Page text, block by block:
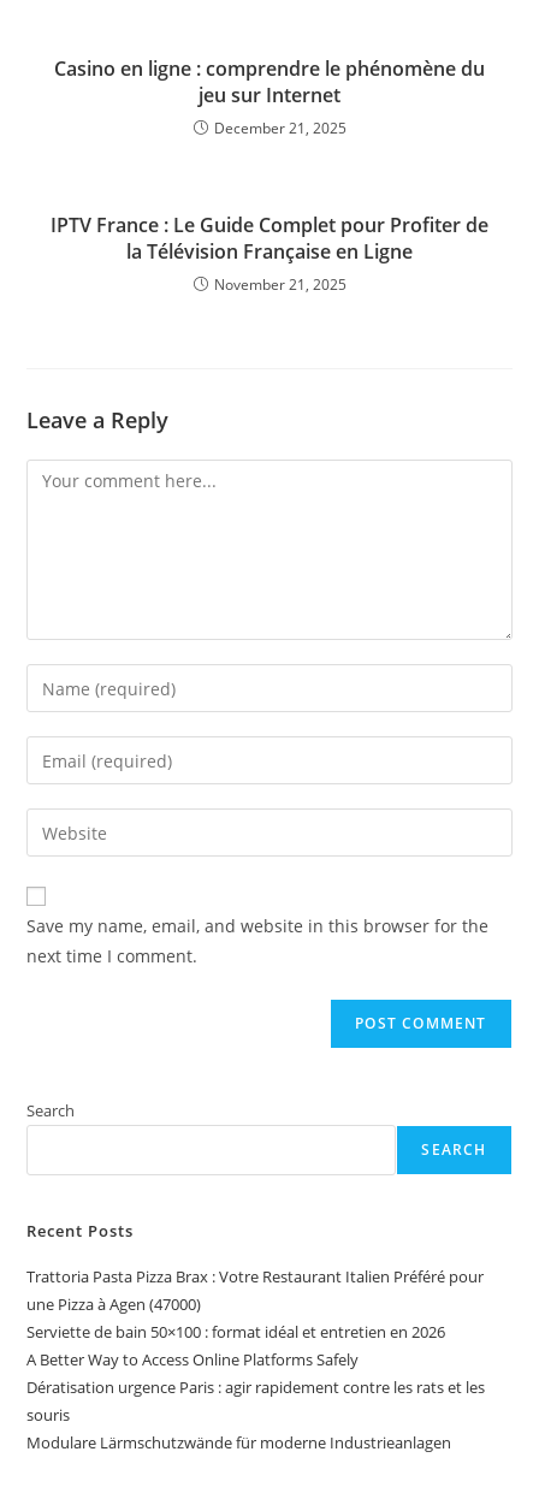
Casino en ligne : comprendre le phénomène du
jeu sur Internet
December 21, 2025
IPTV France : Le Guide Complet pour Profiter de
la Télévision Française en Ligne
November 21, 2025
Leave a Reply
Comment
Enter
your
name
comment
Enter
your
email
address
comment
Enter
your
website
URL
(optional)
Save my name, email, and website in this browser for the
next time I comment.
Search
SEARCH
Recent Posts
Trattoria Pasta Pizza Brax : Votre Restaurant Italien Préféré pour
une Pizza à Agen (47000)
Serviette de bain 50×100 : format idéal et entretien en 2026
A Better Way to Access Online Platforms Safely
Dératisation urgence Paris : agir rapidement contre les rats et les
souris
Modulare Lärmschutzwände für moderne Industrieanlagen